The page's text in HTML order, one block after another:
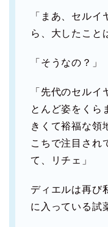
「まあ、セル
ら、大したこと
「そうなの？」
「先代のセル
とんど姿をくら
きくて裕福な領
こちで注目され
て、リチェ」
ディエルは再び
に入っている試